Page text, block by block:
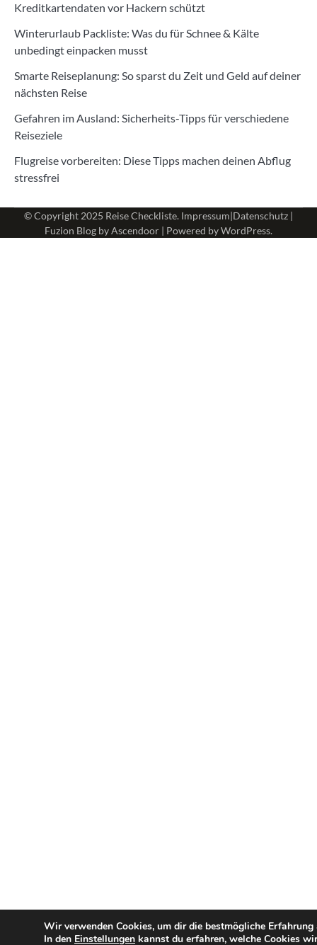
Kreditkartendaten vor Hackern schützt
Winterurlaub Packliste: Was du für Schnee & Kälte
unbedingt einpacken musst
Smarte Reiseplanung: So sparst du Zeit und Geld auf deiner
nächsten Reise
Gefahren im Ausland: Sicherheits-Tipps für verschiedene
Reiseziele
Flugreise vorbereiten: Diese Tipps machen deinen Abflug
stressfrei
© Copyright 2025 Reise Checkliste. Impressum|Datenschutz |
Fuzion Blog byAscendoor | Powered byWordPress.
Wir verwenden Cookies, um dir die bestmögliche
In den Einstellungen kannst du erfahren, welche Cookies